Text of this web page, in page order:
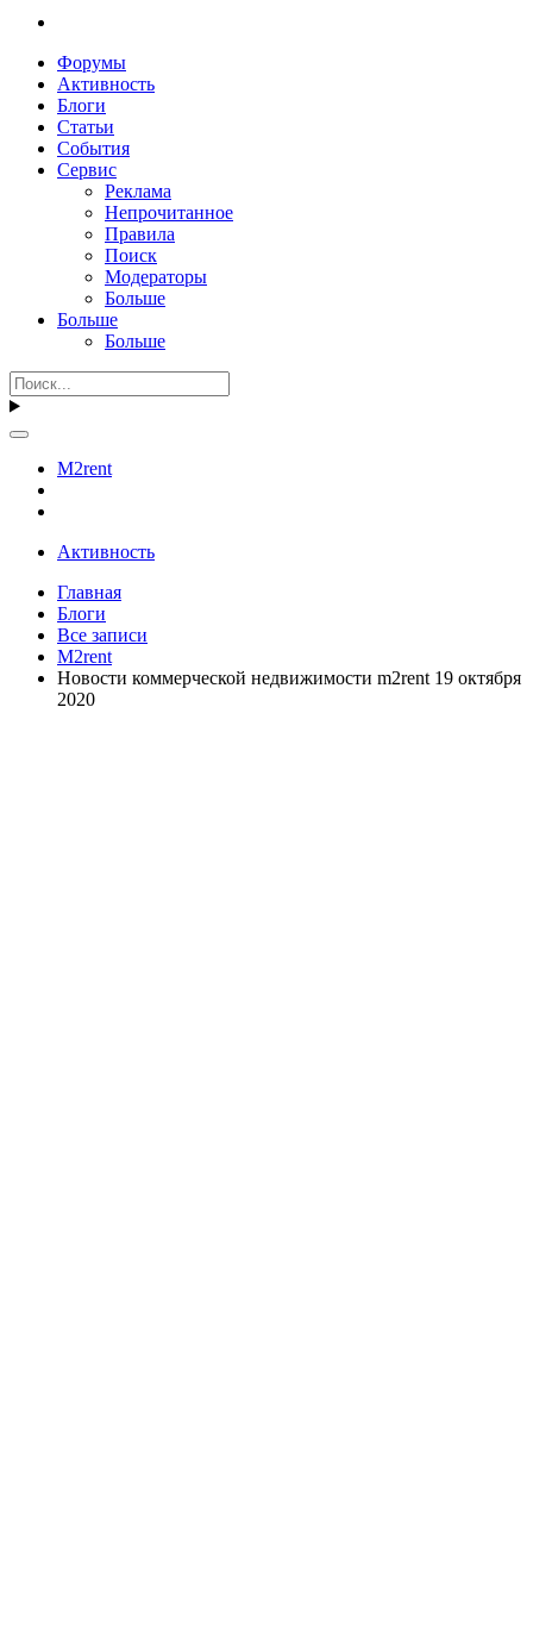
Форумы
Активность
Блоги
Статьи
События
Сервис
Реклама
Непрочитанное
Правила
Поиск
Модераторы
Больше
Больше
Больше
M2rent
Активность
Главная
Блоги
Все записи
M2rent
Новости коммерческой недвижимости m2rent 19 октября
2020